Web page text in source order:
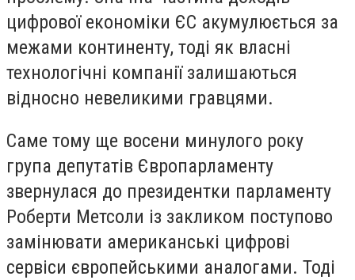
цифрової економіки ЄС акумулюється за
межами континенту, тоді як власні
технологічні компанії залишаються
відносно невеликими гравцями.
Саме тому ще восени минулого року
група депутатів Європарламенту
звернулася до президентки парламенту
Роберти Метсоли із закликом поступово
замінювати американські цифрові
сервіси європейськими аналогами. Тоді